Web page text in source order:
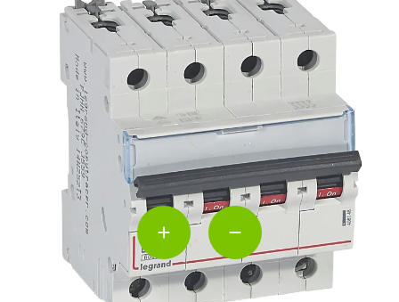
add remove